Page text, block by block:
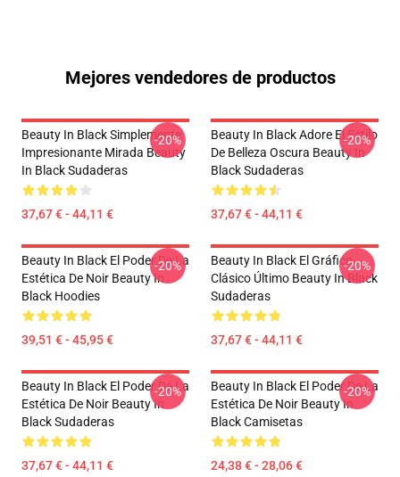
Mejores vendedores de productos
Beauty In Black Simplemente
Impresionante Mirada Beauty
In Black Sudaderas
37,67 € - 44,11 €
-20%
Beauty In Black Adore El Estilo
De Belleza Oscura Beauty In
Black Sudaderas
37,67 € - 44,11 €
-20%
Beauty In Black El Poder De La
Estética De Noir Beauty In
Black Hoodies
39,51 € - 45,95 €
-20%
Beauty In Black El Gráfico
Clásico Último Beauty In Black
Sudaderas
37,67 € - 44,11 €
-20%
Beauty In Black El Poder De La
Estética De Noir Beauty In
Black Sudaderas
37,67 € - 44,11 €
-20%
Beauty In Black El Poder De La
Estética De Noir Beauty In
Black Camisetas
24,38 € - 28,06 €
-20%